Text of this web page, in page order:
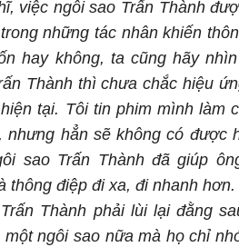
việc ngôi sao Trấn Thành
những tác nhân khiến
hay không, ta cũng hãy
Thành thì chưa chắc hiệu
tại. Tôi tin phim mình làm
hẳn sẽ không có được
sao Trấn Thành đã giúp
thông điệp đi xa, đi nhanh hơn.
Thành phải lùi lại đằng
ngôi sao nữa mà họ chỉ